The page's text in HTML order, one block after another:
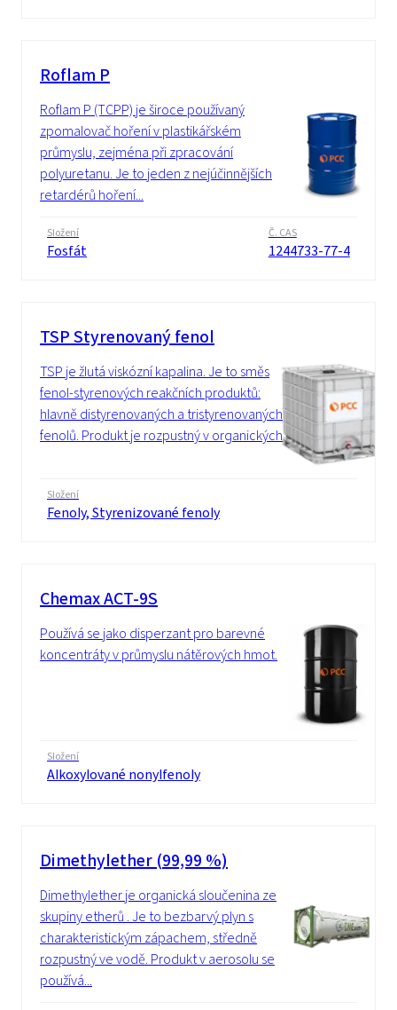
Roflam P
Roflam P (TCPP) je široce používaný
zpomalovač hoření v plastikářském
průmyslu, zejména při zpracování
polyuretanu. Je to jeden z nejúčinnějších
retardérů hoření...
Složení
Fosfát
Č. CAS
1244733-77-4
TSP Styrenovaný fenol
TSP je žlutá viskózní kapalina. Je to směs
fenol-styrenových reakčních produktů:
hlavně distyrenovaných a tristyrenovaných
fenolů. Produkt je rozpustný v organických...
Složení
Fenoly, Styrenizované fenoly
Chemax ACT-9S
Používá se jako disperzant pro barevné
koncentráty v průmyslu nátěrových hmot.
Složení
Alkoxylované nonylfenoly
Dimethylether (99,99 %)
Dimethylether je organická sloučenina ze
skupiny etherů . Je to bezbarvý plyn s
charakteristickým zápachem, středně
rozpustný ve vodě. Produkt v aerosolu se
používá...